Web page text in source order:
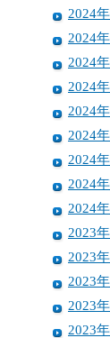
2024
2024
2024
2024
2024
2024
2024
2024
2024
2023
2023
2023
2023
2023